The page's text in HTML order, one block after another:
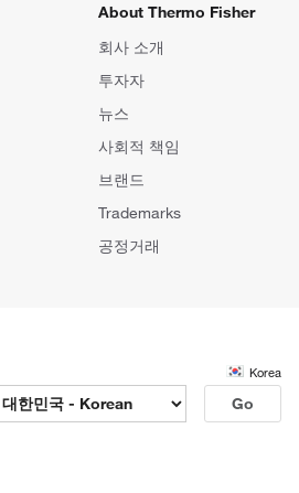
About Thermo Fisher
회사 소개
투자자
뉴스
사회적 책임
브랜드
Trademarks
공정거래
Korea
Go